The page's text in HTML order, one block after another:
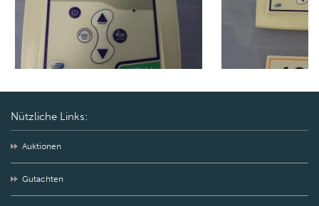
Nützliche Links:
Auktionen
Gutachten